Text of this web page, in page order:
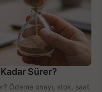
Sürer?
Ödeme onayı, stok, saat